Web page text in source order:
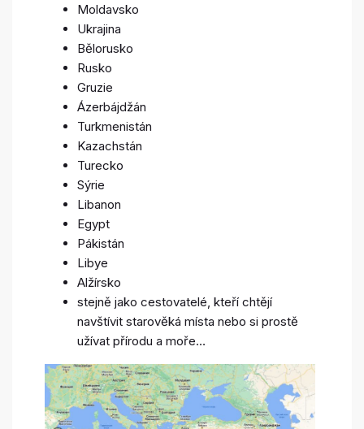
Moldavsko
Ukrajina
Bělorusko
Rusko
Gruzie
Ázerbájdžán
Turkmenistán
Kazachstán
Turecko
Sýrie
Libanon
Egypt
Pákistán
Libye
Alžírsko
stejně jako cestovatelé, kteří chtějí
navštívit starověká místa nebo si prostě
užívat přírodu a moře…